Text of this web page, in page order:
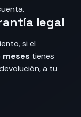
legal
si el
meses tienes
a tu